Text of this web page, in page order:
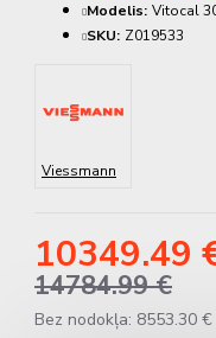
10349.49
14784.99 €
Bez nodokļa: 8553.30 €
Modelis: Vitocal
SKU: Z019533
Viessmann